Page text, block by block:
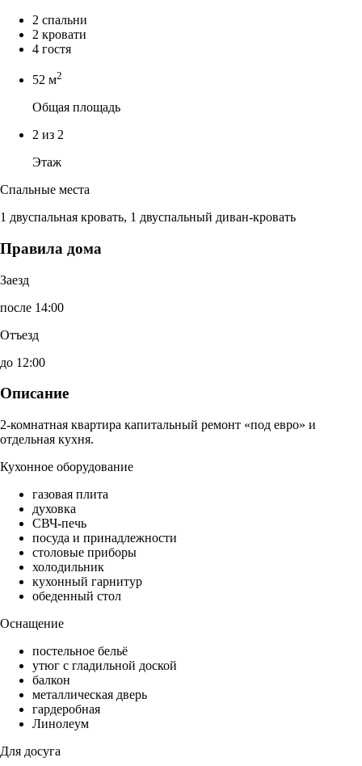
2 спальни
2 кровати
4 гостя
52 м2
Общая площадь
2 из 2
Этаж
Спальные места
1 двуспальная кровать, 1 двуспальный диван-кровать
Правила дома
Заезд
после 14:00
Отъезд
до 12:00
Описание
2-комнатная квартира капитальный ремонт «под евро» и
отдельная кухня.
Кухонное оборудование
газовая плита
духовка
СВЧ-печь
посуда и принадлежности
столовые приборы
холодильник
кухонный гарнитур
обеденный стол
Оснащение
постельное бельё
утюг с гладильной доской
балкон
металлическая дверь
гардеробная
Линолеум
Для досуга